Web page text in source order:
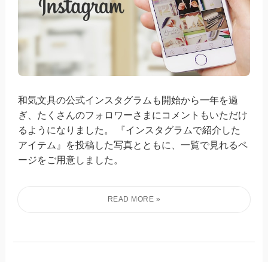
和気文具の公式インスタグラムも開始から一年を過
ぎ、たくさんのフォロワーさまにコメントもいただけ
るようになりました。 『インスタグラムで紹介した
アイテム』を投稿した写真とともに、一覧で見れるペ
ージをご用意しました。